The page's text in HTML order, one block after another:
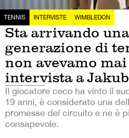
TENNIS INTERVISTE WIMBLEDON
Sta arrivando
generazione di
non avevamo
intervista a
Il giocatore ceco ha vinto il
19 anni, è considerato una
promesse del circuito e ne è
consapevole.